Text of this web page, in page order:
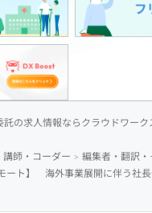
託の求人情報ならクラウドワー
師・コーダー
編集者・翻訳
ート】 海外事業展開に伴う社